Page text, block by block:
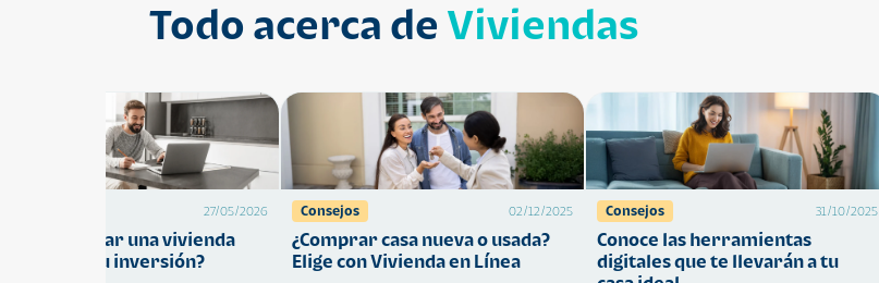
Todo acerca de Viviendas
27/05/2026
comprar una vivienda
proteja tu inversión?
Consejos 02/12/2025
¿Comprar casa nueva o usada?
Elige con Vivienda en Línea
Consejos 31/10/2025
Conoce las herramientas
digitales que te llevarán a tu